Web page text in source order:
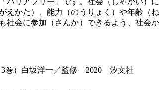
えかた）、能力（のうりょく）や年齢（ね
社会に参加（さんか）できるよう、社会か
3巻）白坂洋一／監修 2020 汐文社